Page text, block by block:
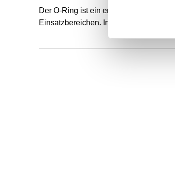
Der O-Ring ist ein endlos
Einsatzbereichen. Innendurchmesser